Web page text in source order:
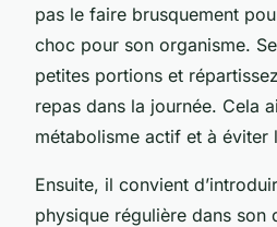
pas le faire brusquement
choc pour son organisme.
petites portions et
repas dans la journée. Cela
métabolisme actif et à éviter
Ensuite, il convient
physique régulière dans son